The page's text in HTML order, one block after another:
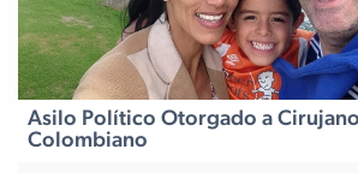
Asilo Político Otorgado a
Colombiano